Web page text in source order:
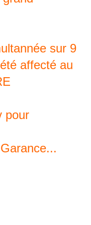
sur 9
affecté au
pour